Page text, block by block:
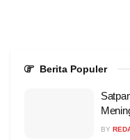
Berita Populer
BY